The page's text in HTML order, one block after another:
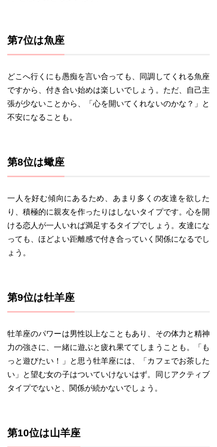
第7位は魚座
どこへ行くにも愚痴を言い合っても、同調してくれる魚座
ですから、付き合い始めは楽しいでしょう。ただ、自己主
張が少ないことから、「心を開いてくれないのかな？」と
不安になることも。
第8位は蠍座
一人を好む傾向にあるため、あまり多くの友達を欲した
り、積極的に親友を作ったりはしないタイプです。心を開
ける恋人が一人いれば満足するタイプでしょう。友達にな
っても、ほどよい距離感で付き合っていく関係になるでし
ょう。
第9位は牡羊座
牡羊座のパワーは男性以上なこともあり、その体力と精神
力の強さに、一緒に遊ぶと疲れ果ててしまうことも。「も
っと遊びたい！」と思う牡羊座には、「カフェでお茶した
い」と望む女の子はついていけないはず。同じアクティブ
タイプでないと、関係が続かないでしょう。
第10位は山羊座